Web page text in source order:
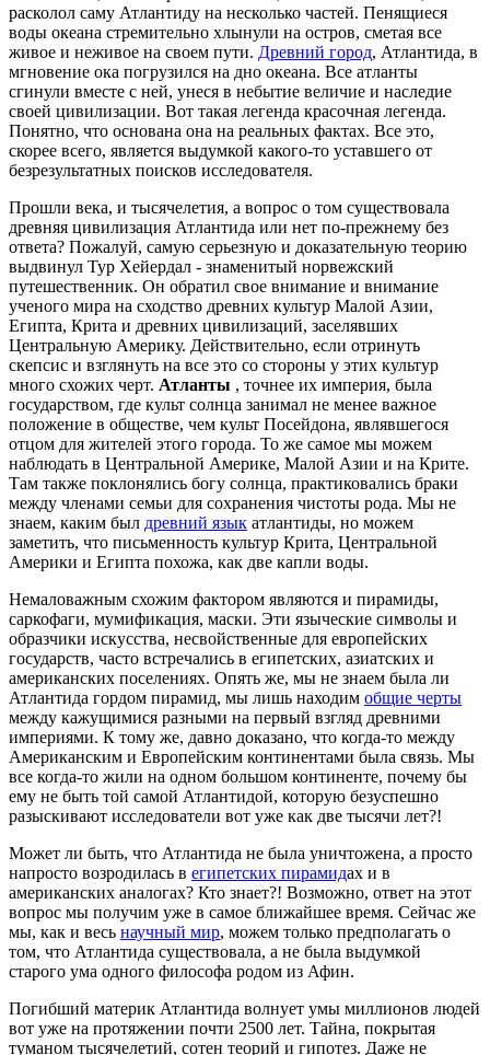
расколол саму Атлантиду на несколько частей. Пенящиеся
воды океана стремительно хлынули на остров, сметая все
живое и неживое на своем пути. Древний город, Атлантида, в
мгновение ока погрузился на дно океана. Все атланты
сгинули вместе с ней, унеся в небытие величие и наследие
своей цивилизации. Вот такая легенда красочная легенда.
Понятно, что основана она на реальных фактах. Все это,
скорее всего, является выдумкой какого-то уставшего от
безрезультатных поисков исследователя.
Прошли века, и тысячелетия, а вопрос о том существовала
древняя цивилизация Атлантида или нет по-прежнему без
ответа? Пожалуй, самую серьезную и доказательную теорию
выдвинул Тур Хейердал - знаменитый норвежский
путешественник. Он обратил свое внимание и внимание
ученого мира на сходство древних культур Малой Азии,
Египта, Крита и древних цивилизаций, заселявших
Центральную Америку. Действительно, если отринуть
скепсис и взглянуть на все это со стороны у этих культур
много схожих черт. Атланты , точнее их империя, была
государством, где культ солнца занимал не менее важное
положение в обществе, чем культ Посейдона, являвшегося
отцом для жителей этого города. То же самое мы можем
наблюдать в Центральной Америке, Малой Азии и на Крите.
Там также поклонялись богу солнца, практиковались браки
между членами семьи для сохранения чистоты рода. Мы не
знаем, каким был древний язык атлантиды, но можем
заметить, что письменность культур Крита, Центральной
Америки и Египта похожа, как две капли воды.
Немаловажным схожим фактором являются и пирамиды,
саркофаги, мумификация, маски. Эти языческие символы и
образчики искусства, несвойственные для европейских
государств, часто встречались в египетских, азиатских и
американских поселениях. Опять же, мы не знаем была ли
Атлантида гордом пирамид, мы лишь находим общие черты
между кажущимися разными на первый взгляд древними
империями. К тому же, давно доказано, что когда-то между
Американским и Европейским континентами была связь. Мы
все когда-то жили на одном большом континенте, почему бы
ему не быть той самой Атлантидой, которую безуспешно
разыскивают исследователи вот уже как две тысячи лет?!
Может ли быть, что Атлантида не была уничтожена, а просто
напросто возродилась в египетских пирамидах и в
американских аналогах? Кто знает?! Возможно, ответ на этот
вопрос мы получим уже в самое ближайшее время. Сейчас же
мы, как и весь научный мир, можем только предполагать о
том, что Атлантида существовала, а не была выдумкой
старого ума одного философа родом из Афин.
Погибший материк Атлантида волнует умы миллионов людей
вот уже на протяжении почти 2500 лет. Тайна, покрытая
туманом тысячелетий, сотен теорий и гипотез. Даже не